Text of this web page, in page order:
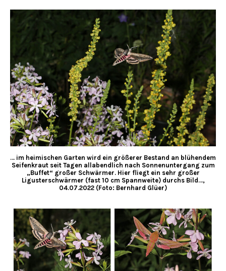
… im heimischen Garten wird ein größerer Bestand an blühendem
Seifenkraut seit Tagen allabendlich nach Sonnenuntergang zum
„Buffet“ großer Schwärmer. Hier fliegt ein sehr großer
Ligusterschwärmer (fast 10 cm Spannweite) durchs Bild…,
04.07.2022 (Foto: Bernhard Glüer)